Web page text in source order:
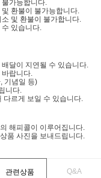
가능합니다.
환불이 불가능합니다.
및 환불이 불가합니다.
있습니다.
달이 지연될 수 있습니다.
랍니다.
기념일 등)
니다.
르게 보일 수 있습니다.
해피콜이 이루어집니다.
품 사진을 보내드립니다.
관련상품 Q&A